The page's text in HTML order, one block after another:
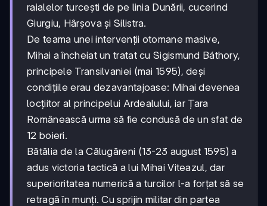
raialelor turcești de pe linia Dunării, cucerind
Giurgiu, Hârșova și Silistra.
De teama unei intervenții otomane masive,
Mihai a încheiat un tratat cu Sigismund Báthory,
principele Transilvaniei (mai 1595), deși
condițiile erau dezavantajoase: Mihai devenea
locțiitor al principelui Ardealului, iar Țara
Românească urma să fie condusă de un sfat de
12 boieri.
Bătălia de la Călugăreni (13-23 august 1595) a
adus victoria tactică a lui Mihai Viteazul, dar
superioritatea numerică a turcilor l-a forțat să se
retragă în munți. Cu sprijin militar din partea